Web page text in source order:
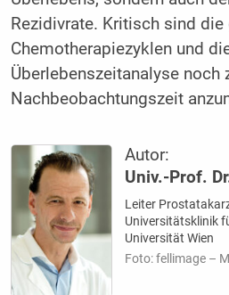
Rezidivrate. Kritisch sind die
Chemotherapiezyklen und
Überlebenszeitanalyse noch
Nachbeobachtungszeit
Autor:
Univ.-Prof.
Leiter
Universitätsklinik
Universität Wien
Foto: fellimage –